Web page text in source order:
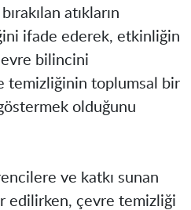
atıkların
ifade ederek, etkinliğin
bilincini
temizliğinin toplumsal bir
olduğunu
ve katkı sunan
edilirken, çevre temizliği